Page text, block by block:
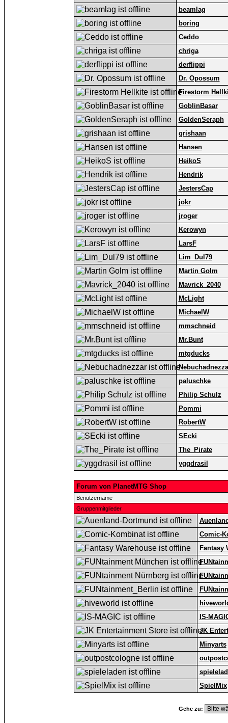
beamlag
boring
Ceddo
chriga
derflippi
Dr. Opossum
Firestorm
GoblinBasar
GoldenSeraph
grishaan
Hansen
HeikoS
Hendrik
JestersCap
jokr
jroger
Kerowyn
LarsF
Lim_Dul79
Martin Golm
Mavrick_2040
McLight
MichaelW
mmschneid
Mr.Bunt
mtgducks
paluschke
Philip Schulz
Pommi
RobertW
SEcki
The_Pirate
yggdrasil
Forum von PlanetMTG Shop
Benutzername
Gruppenmitglieder
Comic-
Fantasy
IS-
JK
Minyarts
SpielMix
Gehe zu: